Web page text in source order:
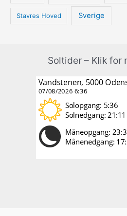
Stavres Hoved Sverige
Soltider – Klik for